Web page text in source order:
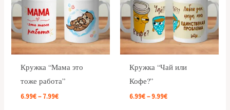
Кружка “Мама это
тоже работа”
6.99€– 7.99€
Кружка “Чай или
Кофе?”
6.99€ – 9.99€